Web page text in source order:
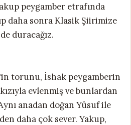
peygamber etrafında
daha sonra Klasik Şiirimize
duracağız.
torunu, İshak peygamberin
evlenmiş ve bunlardan
anadan doğan Yûsuf ile
daha çok sever. Yakup,